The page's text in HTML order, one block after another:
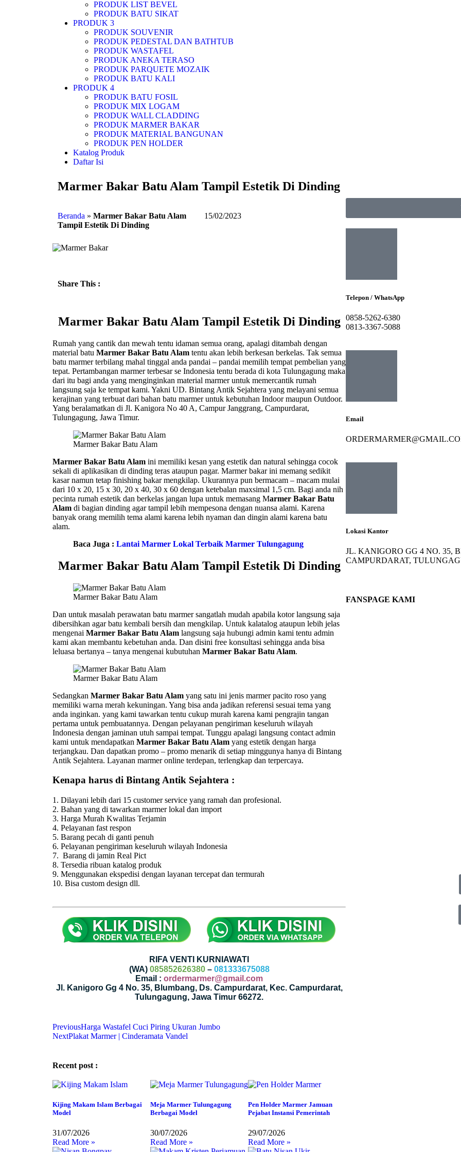
PRODUK LIST BEVEL
PRODUK BATU SIKAT
PRODUK 3
PRODUK SOUVENIR
PRODUK PEDESTAL DAN BATHTUB
PRODUK WASTAFEL
PRODUK ANEKA TERASO
PRODUK PARQUETE MOZAIK
PRODUK BATU KALI
PRODUK 4
PRODUK BATU FOSIL
PRODUK MIX LOGAM
PRODUK WALL CLADDING
PRODUK MARMER BAKAR
PRODUK MATERIAL BANGUNAN
PRODUK PEN HOLDER
Katalog Produk
Daftar Isi
Marmer Bakar Batu Alam Tampil Estetik Di Dinding
Beranda » Marmer Bakar Batu Alam
Tampil Estetik Di Dinding
15/02/2023
Share This :
Marmer Bakar Batu Alam Tampil Estetik Di Dinding
Rumah yang cantik dan mewah tentu idaman semua orang, apalagi ditambah dengan
material batu Marmer Bakar Batu Alam tentu akan lebih berkesan berkelas. Tak semua
batu marmer terbilang mahal tinggal anda pandai – pandai memilih tempat pembelian yang
tepat. Pertambangan marmer terbesar se Indonesia tentu berada di kota Tulungagung maka
dari itu bagi anda yang menginginkan material marmer untuk memercantik rumah
langsung saja ke tempat kami. Yakni UD. Bintang Antik Sejahtera yang melayani semua
kerajinan yang terbuat dari bahan batu marmer untuk kebutuhan Indoor maupun Outdoor.
Yang beralamatkan di Jl. Kanigora No 40 A, Campur Janggrang, Campurdarat,
Tulungagung, Jawa Timur.
Marmer Bakar Batu Alam
Marmer Bakar Batu Alam ini memiliki kesan yang estetik dan natural sehingga cocok
sekali di aplikasikan di dinding teras ataupun pagar. Marmer bakar ini memang sedikit
kasar namun tetap finishing bakar mengkilap. Ukurannya pun bermacam – macam mulai
dari 10 x 20, 15 x 30, 20 x 40, 30 x 60 dengan ketebalan maxsimal 1,5 cm. Bagi anda nih
pecinta rumah estetik dan berkelas jangan lupa untuk memasang Marmer Bakar Batu
Alam di bagian dinding agar tampil lebih mempesona dengan nuansa alami. Karena
banyak orang memilih tema alami karena lebih nyaman dan dingin alami karena batu
alam.
Baca Juga : Lantai Marmer Lokal Terbaik Marmer Tulungagung
Marmer Bakar Batu Alam Tampil Estetik Di Dinding
Marmer Bakar Batu Alam
Dan untuk masalah perawatan batu marmer sangatlah mudah apabila kotor langsung saja
dibersihkan agar batu kembali bersih dan mengkilap. Untuk kalatalog ataupun lebih jelas
mengenai Marmer Bakar Batu Alam langsung saja hubungi admin kami tentu admin
kami akan membantu kebetuhan anda. Dan disini free konsultasi sehingga anda bisa
leluasa bertanya – tanya mengenai kubutuhan Marmer Bakar Batu Alam.
Marmer Bakar Batu Alam
Sedangkan Marmer Bakar Batu Alam yang satu ini jenis marmer pacito roso yang
memiliki warna merah kekuningan. Yang bisa anda jadikan referensi sesuai tema yang
anda inginkan. yang kami tawarkan tentu cukup murah karena kami pengrajin tangan
pertama untuk pembuatannya. Dengan pelayanan pengiriman keseluruh wilayah
Indonesia dengan jaminan utuh sampai tempat. Tunggu apalagi langsung contact admin
kami untuk mendapatkan Marmer Bakar Batu Alam yang estetik dengan harga
terjangkau. Dan dapatkan promo – promo menarik di setiap minggunya hanya di Bintang
Antik Sejahtera. Layanan marmer online terdepan, terlengkap dan terpercaya.
Kenapa harus di Bintang Antik Sejahtera :
1. Dilayani lebih dari 15 customer service yang ramah dan profesional.
2. Bahan yang di tawarkan marmer lokal dan import
3. Harga Murah Kwalitas Terjamin
4. Pelayanan fast respon
5. Barang pecah di ganti penuh
6. Pelayanan pengiriman keseluruh wilayah Indonesia
7. Barang di jamin Real Pict
8. Tersedia ribuan katalog produk
9. Menggunakan ekspedisi dengan layanan tercepat dan termurah
10. Bisa custom design dll.
RIFA VENTI KURNIAWATI
(WA) 085852626380– 081333675088
Email : ordermarmer@gmail.com
Jl. Kanigoro Gg 4 No. 35, Blumbang, Ds. Campurdarat, Kec. Campurdarat,
Tulungagung, Jawa Timur 66272.
PreviousHarga Wastafel Cuci Piring Ukuran Jumbo
NextPlakat Marmer | Cinderamata Vandel
Recent post :
Kijing Makam Islam Berbagai
Model
31/07/2026
Read More »
Meja Marmer Tulungagung
Berbagai Model
30/07/2026
Read More »
Pen Holder Marmer Jamuan
Pejabat Instansi Pemerintah
29/07/2026
Read More »
Telepon / WhatsApp
0858-5262-6380
0813-3367-5088
Email
Lokasi Kantor
JL. KANIGORO GG 4 NO. 35,
CAMPURDARAT,
FANSPAGE KAMI